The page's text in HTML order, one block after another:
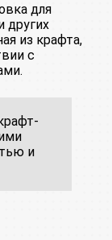
для
других
из крафта,
с
и